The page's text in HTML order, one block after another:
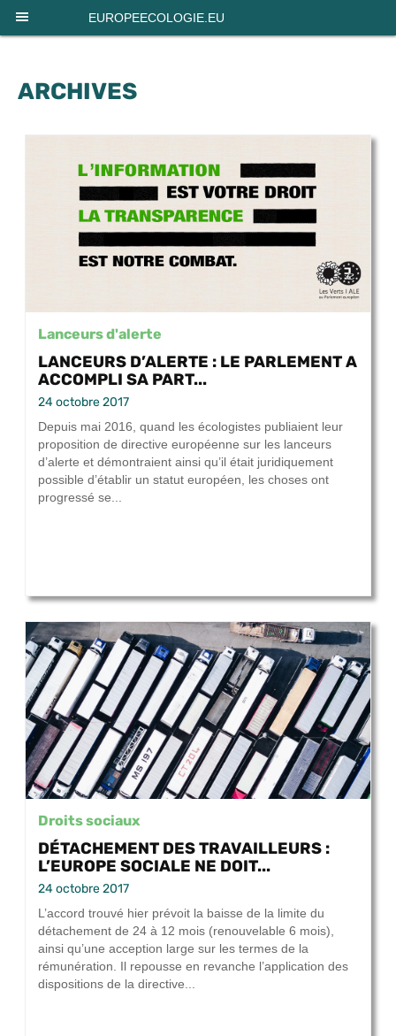
EUROPEECOLOGIE.EU
ARCHIVES
Lanceurs d'alerte
LANCEURS D’ALERTE : LE PARLEMENT A
ACCOMPLI SA PART...
24 octobre 2017
Depuis mai 2016, quand les écologistes publiaient leur
proposition de directive européenne sur les lanceurs
d’alerte et démontraient ainsi qu’il était juridiquement
possible d’établir un statut européen, les choses ont
progressé se...
Droits sociaux
DÉTACHEMENT DES TRAVAILLEURS :
L’EUROPE SOCIALE NE DOIT...
24 octobre 2017
L’accord trouvé hier prévoit la baisse de la limite du
détachement de 24 à 12 mois (renouvelable 6 mois),
ainsi qu’une acception large sur les termes de la
rémunération. Il repousse en revanche l’application des
dispositions de la directive...